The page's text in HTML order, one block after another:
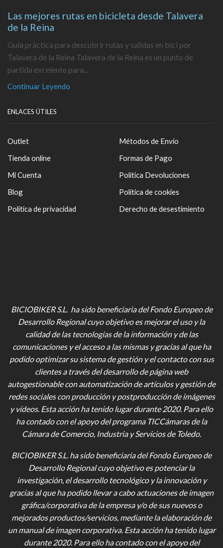
Las mejores rutas en bicicleta desde Talavera
de la Reina
Guía práctica para descubrir rutas y salidas en bici por
Talavera de la Reina Talavera de la Reina es un punto de
partida excelente para...
Continuar Leyendo
ENLACES ÚTILES
Outlet
Tienda online
Mi Cuenta
Blog
Política de privacidad
Métodos de Envío
Formas de Pago
Política Devoluciones
Política de cookies
Derecho de desestimiento
BICIOBIKER S.L. ha sido beneficiaria del Fondo Europeo de
Desarrollo Regional cuyo objetivo es mejorar el uso y la
calidad de las tecnologías de la información y de las
comunicaciones y el acceso a las mismas y gracias al que ha
podido optimizar su sistema de gestión y el contacto con sus
clientes a través del desarrollo de página web
autogestionable con automatización de artículos y gestión de
redes sociales con producción y postproducción de imágenes
y vídeos. Esta acción ha tenido lugar durante 2020. Para ello
ha contado con el apoyo del programa TICCámaras de la
Cámara de Comercio, Industria y Servicios de Toledo.
BICIOBIKER S.L. ha sido beneficiaria del Fondo Europeo de
Desarrollo Regional cuyo objetivo es potenciar la
investigación, el desarrollo tecnológico y la innovación y
gracias al que ha podido llevar a cabo actuaciones de imagen
gráfica/corporativa de la empresa y/o de sus nuevos o
mejorados productos/servicios, mediante la elaboración de
un manual de imagen corporativa. Esta acción ha tenido lugar
durante 2020. Para ello ha contado con el apoyo del